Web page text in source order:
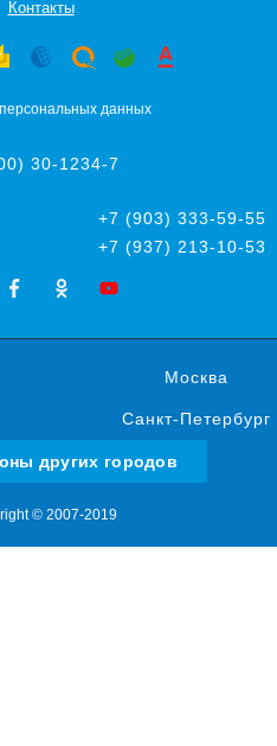
Контакты
данных
30-1234-7
+7 (903) 333-59-55
+7 (937) 213-10-53
Москва
Санкт-Петербург
других городов
© 2007-2019